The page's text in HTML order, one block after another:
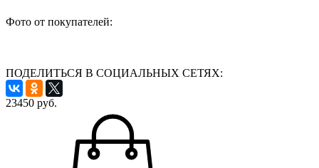
Фото от покупателей:
ПОДЕЛИТЬСЯ В СОЦИАЛЬНЫХ СЕТЯХ:
23450 руб.